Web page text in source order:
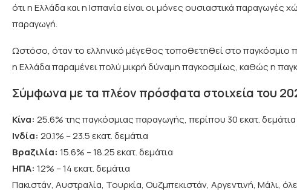
ότι η Ελλάδα και η Ισπανία είναι οι μόνες ουσιαστικά παραγωγές
παραγωγή.
Ωστόσο, όταν το ελληνικό μέγεθος τοποθετηθεί στο παγκόσμιο
η Ελλάδα παραμένει πολύ μικρή δύναμη παγκοσμίως, καθώς η
Σύμφωνα με τα πλέον πρόσφατα στοιχεία του
Κίνα: 25.6% της παγκόσμιας παραγωγής, περίπου 30 εκατ.
Ινδία: 20.1% – 23.5 εκατ. δεμάτια
Βραζιλία: 15.6% – 18.25 εκατ. δεμάτια
ΗΠΑ: 12% – 14 εκατ. δεμάτια
Πακιστάν, Αυστραλία, Τουρκία, Ουζμπεκιστάν, Αργεντινή, Μάλι,